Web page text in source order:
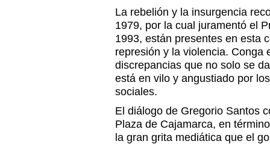
La rebelión y la insurgencia
1979, por la cual juramentó el
1993, están presentes en esta
represión y la violencia. Conga
discrepancias que no solo se
está en vilo y angustiado por
sociales.
El diálogo de Gregorio Santos
Plaza de Cajamarca, en
la gran grita mediática que el